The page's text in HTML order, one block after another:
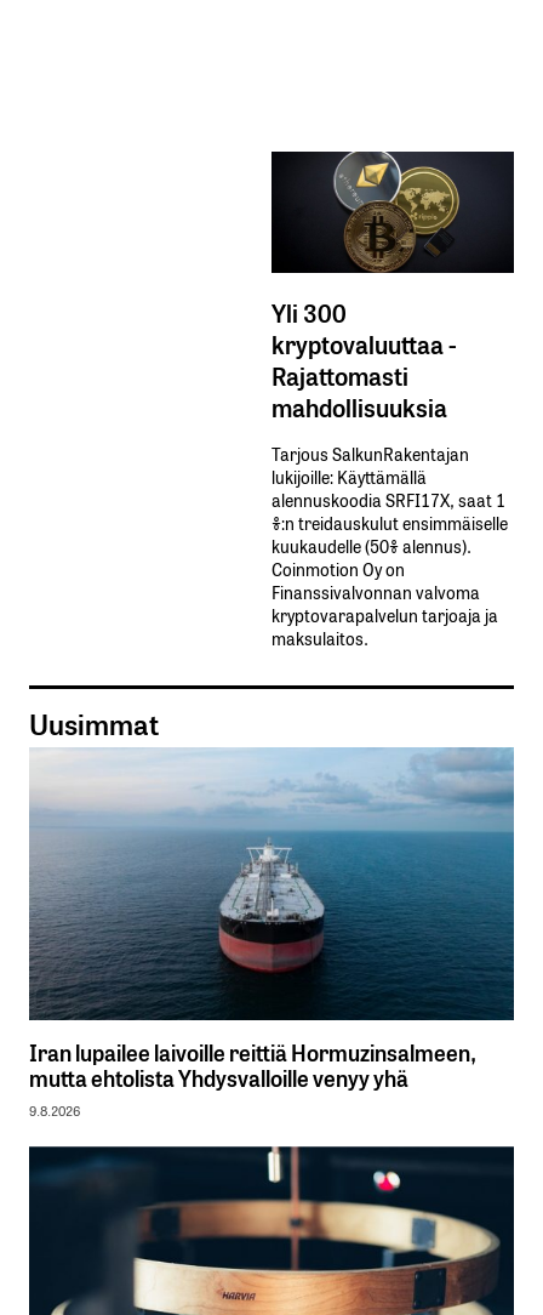
Yli 300
kryptovaluuttaa -
Rajattomasti
mahdollisuuksia
Tarjous SalkunRakentajan
lukijoille: Käyttämällä​ ​
alennuskoodia​ ​SRFI17X,​ ​saat​ ​1
%:n treidauskulut​ ​ensimmäiselle​ ​
kuukaudelle​ ​(50%​ ​alennus).
Coinmotion Oy on
Finanssivalvonnan valvoma
kryptovarapalvelun tarjoaja ja
maksulaitos.
Uusimmat
Iran lupailee laivoille reittiä Hormuzinsalmeen,
mutta ehtolista Yhdysvalloille venyy yhä
9.8.2026